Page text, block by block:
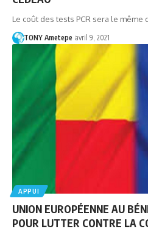
Le coût des tests PCR sera le
TONY Ametepe avril 9, 2021
APPUI
UNION EUROPÉENNE AU
POUR LUTTER CONTRE LA